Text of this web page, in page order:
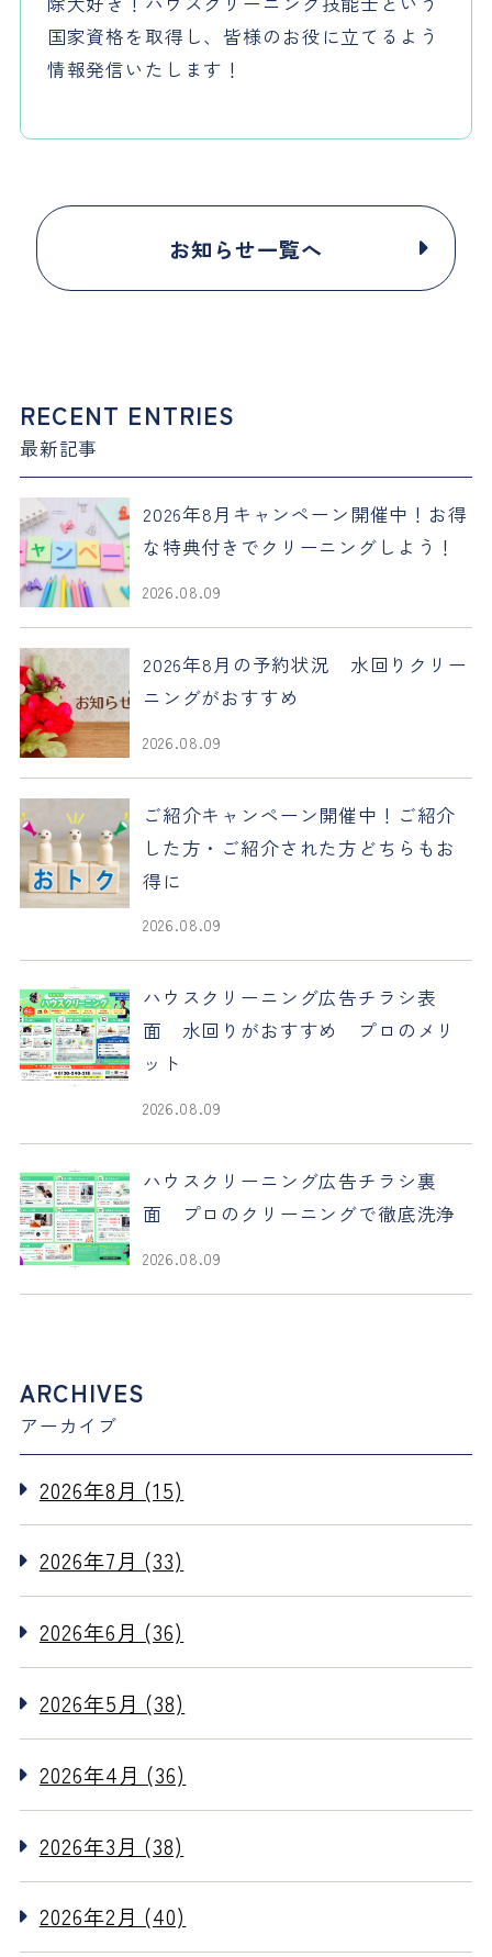
国家資格を取得し、皆様のお役に立てるよう
情報発信いたします！
お知らせ一覧へ
RECENT ENTRIES
最新記事
2026年8月キャンペーン開催中！お得
な特典付きでクリーニングしよう！
2026.08.09
2026年8月の予約状況 水回りクリー
ニングがおすすめ
2026.08.09
ご紹介キャンペーン開催中！ご紹介
した方・ご紹介された方どちらもお
得に
2026.08.09
ハウスクリーニング広告チラシ表
面 水回りがおすすめ プロのメリ
ット
2026.08.09
ハウスクリーニング広告チラシ裏
面 プロのクリーニングで徹底洗浄
2026.08.09
ARCHIVES
アーカイブ
2026年8月 (15)
2026年7月 (33)
2026年6月 (36)
2026年5月 (38)
2026年4月 (36)
2026年3月 (38)
2026年2月 (40)